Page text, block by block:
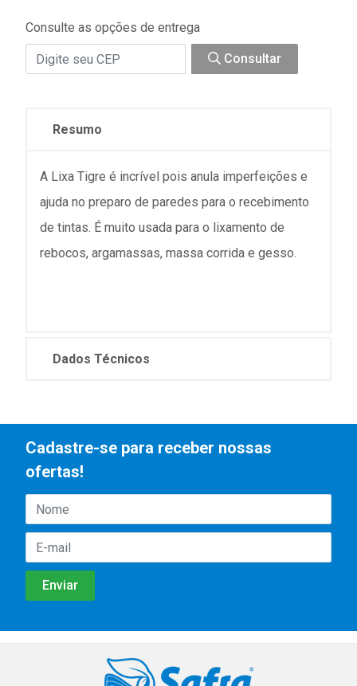
Consulte as opções de entrega
Consultar
Resumo
A Lixa Tigre é incrível pois anula imperfeições e
ajuda no preparo de paredes para o recebimento
de tintas. É muito usada para o lixamento de
rebocos, argamassas, massa corrida e gesso.
Dados Técnicos
Cadastre-se para receber nossas
ofertas!